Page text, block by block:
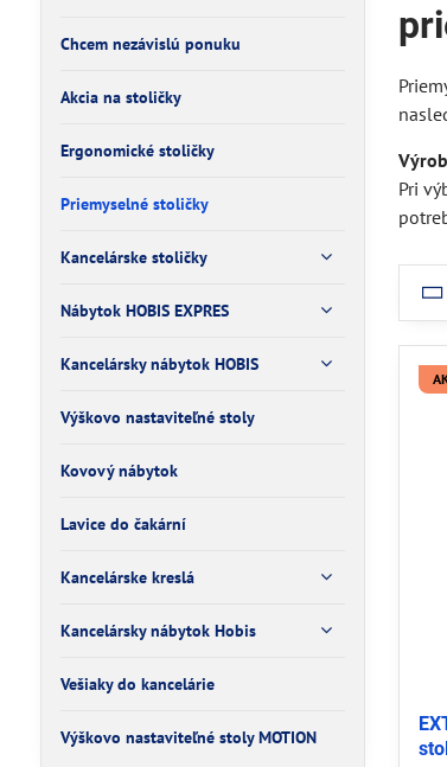
Pri
Chcem nezávislú ponuku
Akcia na stoličky
Ergonomické stoličky
Priemyselné stoličky
Kancelárske stoličky
Nábytok HOBIS EXPRES
Kancelársky nábytok HOBIS
Výškovo nastaviteľné stoly
Kovový nábytok
Lavice do čakární
Kancelárske kreslá
Kancelársky nábytok Hobis
Vešiaky do kancelárie
Výškovo nastaviteľné stoly MOTION